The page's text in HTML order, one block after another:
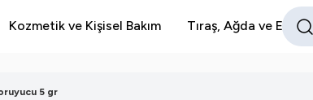
Kozmetik ve Kişisel Bakım Tıraş, Ağda ve
5 gr